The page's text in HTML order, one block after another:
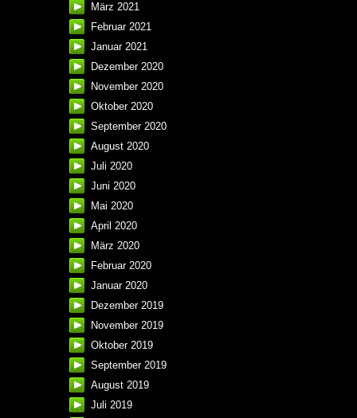
März 2021
Februar 2021
Januar 2021
Dezember 2020
November 2020
Oktober 2020
September 2020
August 2020
Juli 2020
Juni 2020
Mai 2020
April 2020
März 2020
Februar 2020
Januar 2020
Dezember 2019
November 2019
Oktober 2019
September 2019
August 2019
Juli 2019